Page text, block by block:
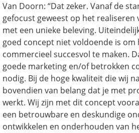
Van Doorn: “Dat zeker. Vanaf de
gefocust geweest op het realiseren
met een unieke beleving.
goed concept niet voldoende is
commercieel succesvol te maken.
goede marketing en/of betrokken
nodig. Bij de hoge kwaliteit die wij
bovendien van belang dat je met
werkt. Wij zijn met dit concept
een betrouwbare en deskundige
ontwikkelen en onderhouden van